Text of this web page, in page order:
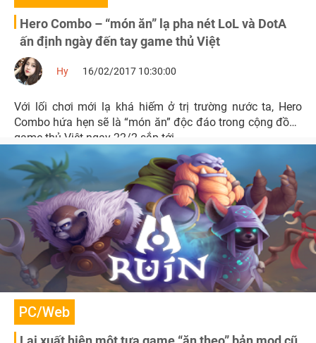
Hero Combo – “món ăn” lạ pha nét LoL và DotA
ấn định ngày đến tay game thủ Việt
Hy 16/02/2017 10:30:00
Với lối chơi mới lạ khá hiếm ở trị trường nước ta, Hero
Combo hứa hẹn sẽ là “món ăn” độc đáo trong cộng đồng
game thủ Việt ngay 22/2 sắp tới.
PC/Web